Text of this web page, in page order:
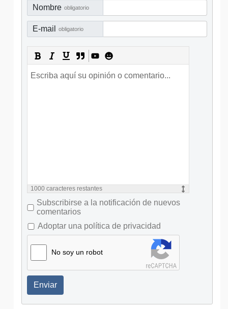
Nombre obligatorio
E-mail obligatorio
1000 caracteres restantes
Subscribirse a la notificación de nuevos
comentarios
Adoptar una política de privacidad
No soy un robot
Enviar